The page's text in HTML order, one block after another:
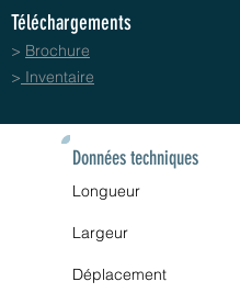
Téléchargements
> Brochure
> Inventaire
Données techniques
Longueur
Largeur
Déplacement